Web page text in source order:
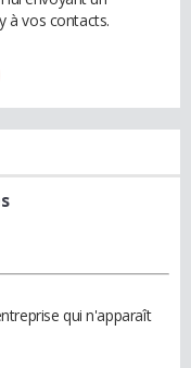
à vos contacts.
qui n'apparaît